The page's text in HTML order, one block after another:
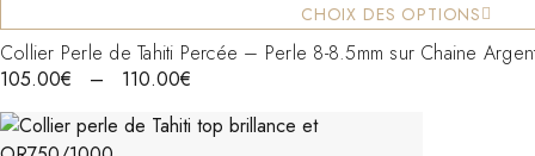
CHOIX DES OPTIONS
Collier Perle de Tahiti Percée – Perle 8-8.5mm sur Chaine
105.00€ – 110.00€